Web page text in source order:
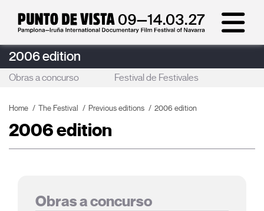
2006 edition
Obras a concurso Festival de Festivales
Home The Festival Previous editions 2006 edition
2006 edition
Obras a concurso